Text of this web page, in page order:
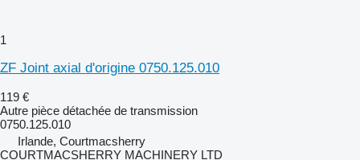
1
ZF Joint axial d'origine 0750.125.010
119 €
Autre pièce détachée de transmission
0750.125.010
Irlande, Courtmacsherry
COURTMACSHERRY MACHINERY LTD